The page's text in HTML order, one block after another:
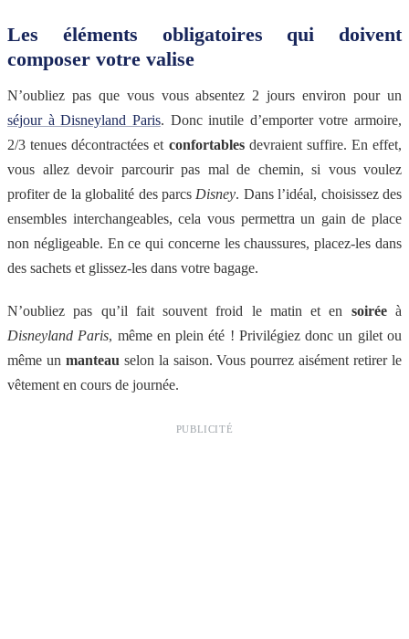
Les éléments obligatoires qui doivent
composer votre valise
N’oubliez pas que vous vous absentez 2 jours environ pour un
séjour à Disneyland Paris. Donc inutile d’emporter votre armoire,
2/3 tenues décontractées et confortablesdevraient suffire. En effet,
vous allez devoir parcourir pas mal de chemin, si vous voulez
profiter de la globalité des parcs Disney. Dans l’idéal, choisissez des
ensembles interchangeables, cela vous permettra un gain de place
non négligeable. En ce qui concerne les chaussures, placez-les dans
des sachets et glissez-les dans votre bagage.
N’oubliez pas qu’il fait souvent froid le matin et en soiréeà
Disneyland Paris, même en plein été ! Privilégiez donc un gilet ou
même un manteau selon la saison. Vous pourrez aisément retirer le
vêtement en cours de journée.
PUBLICITÉ